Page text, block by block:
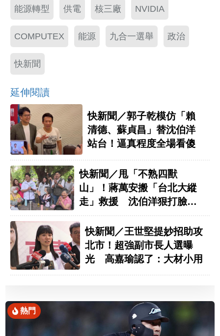
能源轉型 供電 核三廠 NVIDIA
COMPUTEX 能源 九合一選舉 政治
快新聞
延伸閱讀
快新聞／郭子乾模仿「賴
清德、蘇貞昌」替沈伯洋
站台！逼真程度全場看傻
快新聞／甩「不熟四獸
山」！蔣萬安搬「台北大縱
走」救援 沈伯洋狠打臉：
快新聞／王世堅提妙招助攻
北市！超強副市長人選曝
光 高嘉瑜認了：大材小用
熱門